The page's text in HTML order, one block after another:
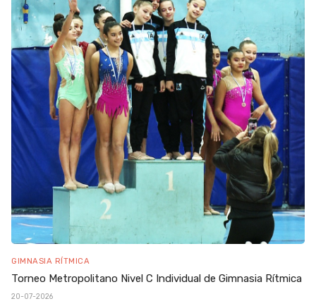
GIMNASIA RÍTMICA
Torneo Metropolitano Nivel C Individual de Gimnasia Rítmica
20-07-2026